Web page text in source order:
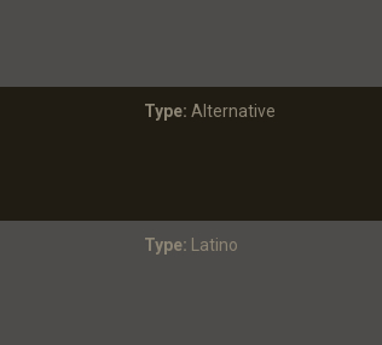
Type: Alternative
Type: Latino